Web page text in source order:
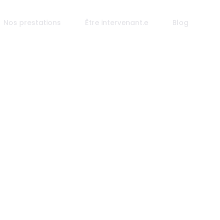
Nos prestations Être intervenant.e Blog